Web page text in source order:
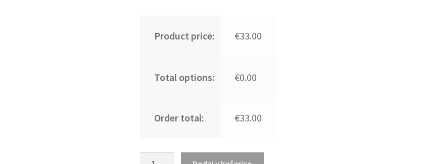
Product price: €33.00
Total options: €0.00
Order total: €33.00